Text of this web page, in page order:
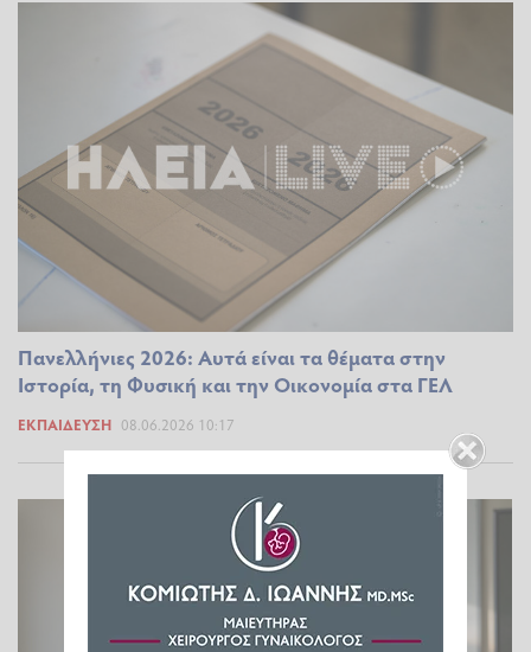
Πανελλήνιες 2026: Αυτά είναι τα θέματα στην
Ιστορία, τη Φυσική και την Οικονομία στα ΓΕΛ
ΕΚΠΑΊΔΕΥΣΗ 08.06.2026 10:17